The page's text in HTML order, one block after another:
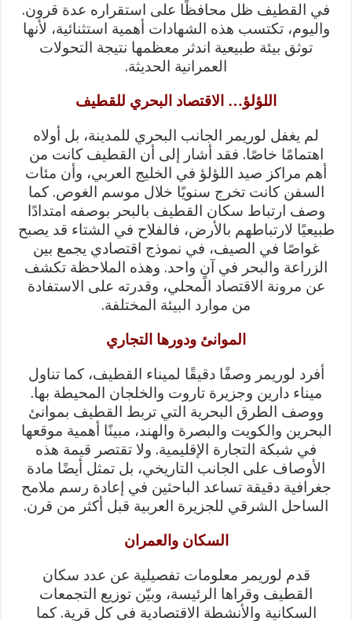
في القطيف ظل محافظًا على استقراره عدة قرون.
واليوم، تكتسب هذه الشهادات أهمية استثنائية، لأنها
توثق بيئة طبيعية اندثر معظمها نتيجة التحولات
العمرانية الحديثة.
اللؤلؤ… الاقتصاد البحري للقطيف
لم يغفل لوريمر الجانب البحري للمدينة، بل أولاه
اهتمامًا خاصًا. فقد أشار إلى أن القطيف كانت من
أهم مراكز صيد اللؤلؤ في الخليج العربي، وأن مئات
السفن كانت تخرج سنويًا خلال موسم الغوص. كما
وصف ارتباط سكان القطيف بالبحر بوصفه امتدادًا
طبيعيًا لارتباطهم بالأرض، فالفلاح في الشتاء قد يصبح
غواصًا في الصيف، في نموذج اقتصادي يجمع بين
الزراعة والبحر في آنٍ واحد. وهذه الملاحظة تكشف
عن مرونة الاقتصاد المحلي، وقدرته على الاستفادة
من موارد البيئة المختلفة.
الموانئ ودورها التجاري
أفرد لوريمر وصفًا دقيقًا لميناء القطيف، كما تناول
ميناء دارين وجزيرة تاروت والخلجان المحيطة بها.
ووصف الطرق البحرية التي تربط القطيف بموانئ
البحرين والكويت والبصرة والهند، مبينًا أهمية موقعها
في شبكة التجارة الإقليمية. ولا تقتصر قيمة هذه
الأوصاف على الجانب التاريخي، بل تمثل أيضًا مادة
جغرافية دقيقة تساعد الباحثين في إعادة رسم ملامح
الساحل الشرقي للجزيرة العربية قبل أكثر من قرن.
السكان والعمران
قدم لوريمر معلومات تفصيلية عن عدد سكان
القطيف وقراها الرئيسة، وبيّن توزيع التجمعات
السكانية والأنشطة الاقتصادية في كل قرية. كما